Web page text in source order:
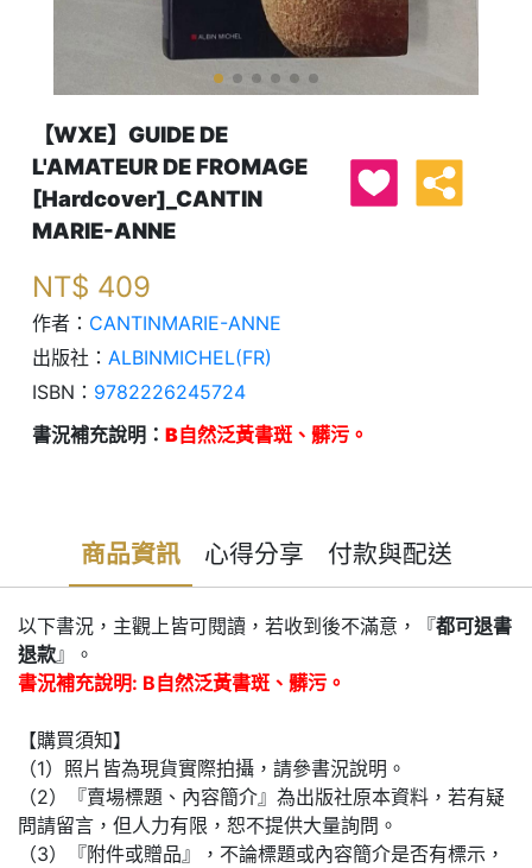
【WXE】GUIDE DE
L'AMATEUR DE FROMAGE
[Hardcover]_CANTIN
MARIE-ANNE
NT$ 409
作者： CANTINMARIE-ANNE
出版社： ALBINMICHEL(FR)
ISBN： 9782226245724
書況補充說明： B自然泛黃書斑、髒污。
商品資訊 心得分享 付款與配送
以下書況，主觀上皆可閱讀，若收到後不滿意，『都可退書
退款』。
書況補充說明: B自然泛黃書斑、髒污。
【購買須知】
（1）照片皆為現貨實際拍攝，請參書況說明。
（2）『賣場標題、內容簡介』為出版社原本資料，若有疑
問請留言，但人力有限，恕不提供大量詢問。
（3）『附件或贈品』，不論標題或內容簡介是否有標示，